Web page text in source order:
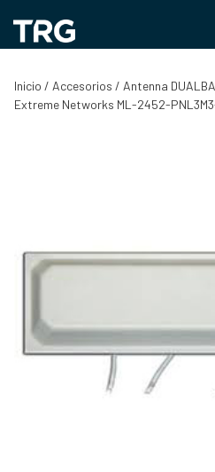
contenido
Inicio / Accesorios / Antenna
Extreme Networks ML-2452-